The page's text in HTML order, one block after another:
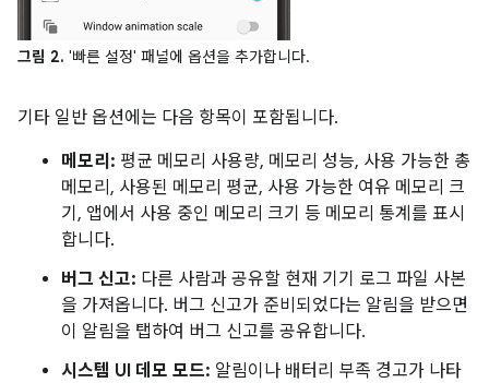
그림 2. '빠른 설정' 패널에 옵션을 추가합니다.
기타 일반 옵션에는 다음 항목이 포함됩니다.
메모리: 평균 메모리 사용량, 메모리 성능, 사용 가능한 총
메모리, 사용된 메모리 평균, 사용 가능한 여유 메모리 크
기, 앱에서 사용 중인 메모리 크기 등 메모리 통계를 표시
합니다.
버그 신고: 다른 사람과 공유할 현재 기기 로그 파일 사본
을 가져옵니다. 버그 신고가 준비되었다는 알림을 받으면
이 알림을 탭하여 버그 신고를 공유합니다.
시스템 UI 데모 모드: 알림이나 배터리 부족 경고가 나타